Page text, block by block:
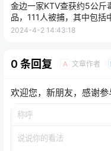
金边一家KTV查获约5公斤
品，111人被捕，其中包括
人！
2024-4-2 14:43:18
0 条回复 A 文章作者
欢迎您，新朋友，感谢参